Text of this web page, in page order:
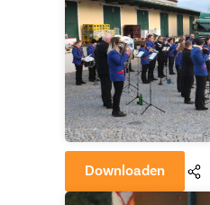
Downloaden